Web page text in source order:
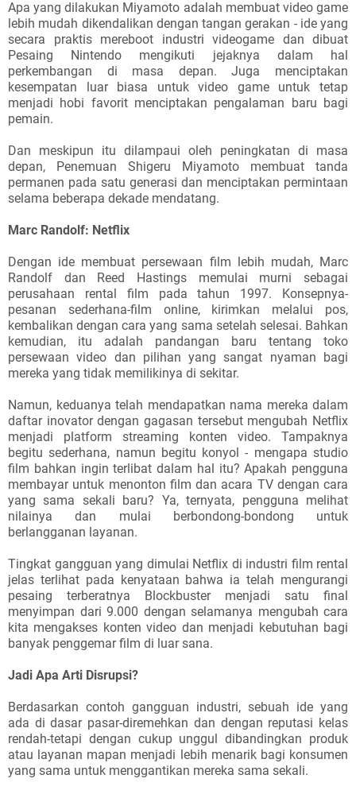
Apa yang dilakukan Miyamoto adalah membuat video game
lebih mudah dikendalikan dengan tangan gerakan - ide yang
secara praktis mereboot industri videogame dan dibuat
Pesaing Nintendo mengikuti jejaknya dalam hal
perkembangan di masa depan. Juga menciptakan
kesempatan luar biasa untuk video game untuk tetap
menjadi hobi favorit menciptakan pengalaman baru bagi
pemain.
Dan meskipun itu dilampaui oleh peningkatan di masa
depan, Penemuan Shigeru Miyamoto membuat tanda
permanen pada satu generasi dan menciptakan permintaan
selama beberapa dekade mendatang.
Marc Randolf: Netflix
Dengan ide membuat persewaan film lebih mudah, Marc
Randolf dan Reed Hastings memulai murni sebagai
perusahaan rental film pada tahun 1997. Konsepnya-
pesanan sederhana-film online, kirimkan melalui pos,
kembalikan dengan cara yang sama setelah selesai. Bahkan
kemudian, itu adalah pandangan baru tentang toko
persewaan video dan pilihan yang sangat nyaman bagi
mereka yang tidak memilikinya di sekitar.
Namun, keduanya telah mendapatkan nama mereka dalam
daftar inovator dengan gagasan tersebut mengubah Netflix
menjadi platform streaming konten video. Tampaknya
begitu sederhana, namun begitu konyol - mengapa studio
film bahkan ingin terlibat dalam hal itu? Apakah pengguna
membayar untuk menonton film dan acara TV dengan cara
yang sama sekali baru? Ya, ternyata, pengguna melihat
nilainya dan mulai berbondong-bondong untuk
berlangganan layanan.
Tingkat gangguan yang dimulai Netflix di industri film rental
jelas terlihat pada kenyataan bahwa ia telah mengurangi
pesaing terberatnya Blockbuster menjadi satu final
menyimpan dari 9.000 dengan selamanya mengubah cara
kita mengakses konten video dan menjadi kebutuhan bagi
banyak penggemar film di luar sana.
Jadi Apa Arti Disrupsi?
Berdasarkan contoh gangguan industri, sebuah ide yang
ada di dasar pasar-diremehkan dan dengan reputasi kelas
rendah-tetapi dengan cukup unggul dibandingkan produk
atau layanan mapan menjadi lebih menarik bagi konsumen
yang sama untuk menggantikan mereka sama sekali.